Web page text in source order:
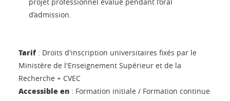
d’admission.
Tarif : Droits d'inscription universitaires fixés par le
Ministère de l'Enseignement Supérieur et de la
Recherche + CVEC
Accessible en : Formation initiale / Formation continue